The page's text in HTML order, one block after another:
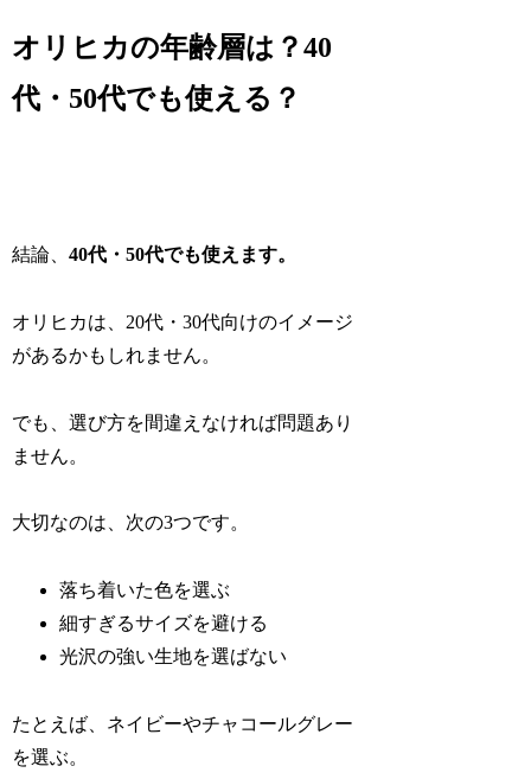
オリヒカの年齢層は？40
代・50代でも使える？
結論、40代・50代でも使えます。
オリヒカは、20代・30代向けのイメージ
があるかもしれません。
でも、選び方を間違えなければ問題あり
ません。
大切なのは、次の3つです。
落ち着いた色を選ぶ
細すぎるサイズを避ける
光沢の強い生地を選ばない
たとえば、ネイビーやチャコールグレー
を選ぶ。